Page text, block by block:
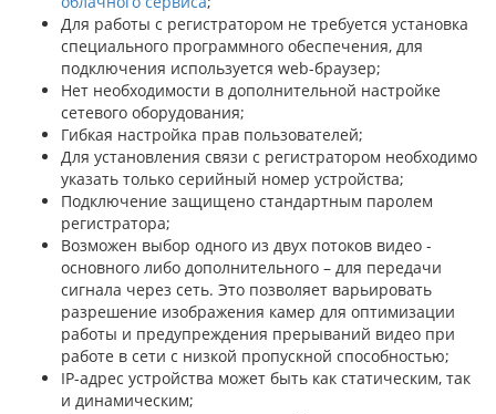
Для работы с регистратором не требуется установка
специального программного обеспечения, для
подключения используется web-браузер;
Нет необходимости в дополнительной настройке
сетевого оборудования;
Гибкая настройка прав пользователей;
Для установления связи с регистратором необходимо
указать только серийный номер устройства;
Подключение защищено стандартным паролем
регистратора;
Возможен выбор одного из двух потоков видео -
основного либо дополнительного – для передачи
сигнала через сеть. Это позволяет варьировать
разрешение изображения камер для оптимизации
работы и предупреждения прерываний видео при
работе в сети с низкой пропускной способностью;
IP-адрес устройства может быть как статическим, так
и динамическим;